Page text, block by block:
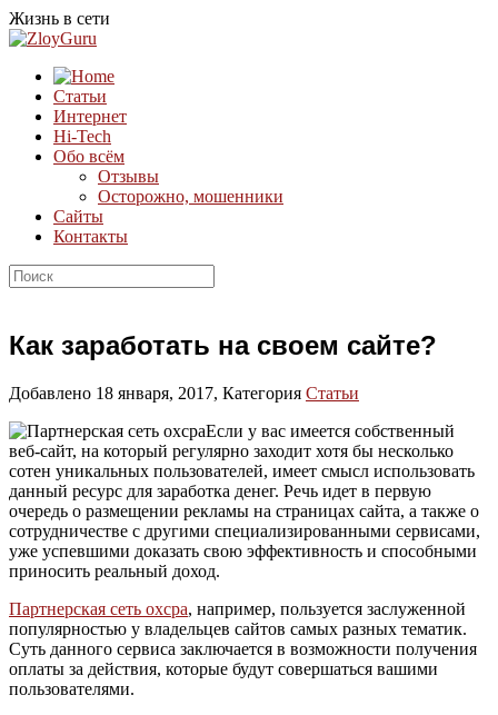
Жизнь в сети
Статьи
Интернет
Hi-Tech
Обо всём
Отзывы
Осторожно, мошенники
Сайты
Контакты
Как заработать на своем сайте?
Добавлено 18 января, 2017, Категория Статьи
Если у вас имеется собственный
веб-сайт, на который регулярно заходит хотя бы несколько
сотен уникальных пользователей, имеет смысл использовать
данный ресурс для заработка денег. Речь идет в первую
очередь о размещении рекламы на страницах сайта, а также о
сотрудничестве с другими специализированными сервисами,
уже успевшими доказать свою эффективность и способными
приносить реальный доход.
Партнерская сеть oxcpa, например, пользуется заслуженной
популярностью у владельцев сайтов самых разных тематик.
Суть данного сервиса заключается в возможности получения
оплаты за действия, которые будут совершаться вашими
пользователями.